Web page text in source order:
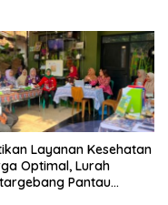
Layanan Kesehatan
Optimal, Lurah
Pantau